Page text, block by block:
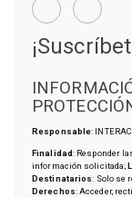
Responsable:
Finalidad: Responder
información solicitada;
Destinatarios: Solo se
Derechos: Acceder,